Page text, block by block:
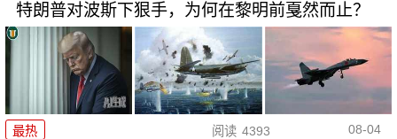
特朗普对波斯下狠手，为何在黎明前戛然而止？
最热 阅读 4393 08-04